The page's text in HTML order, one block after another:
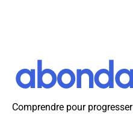
Comprendre pour progresser